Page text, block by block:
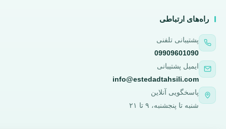
راه‌های ارتباطی
پشتیبانی تلفنی
09909601090
ایمیل پشتیبانی
info@estedadtahsili.com
پاسخگویی آنلاین
شنبه تا پنجشنبه، ۹ تا ۲۱